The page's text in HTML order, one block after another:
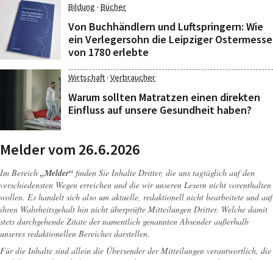
Bildung · Bücher
Von Buchhändlern und Luftspringern: Wie
ein Verlegersohn die Leipziger Ostermesse
von 1780 erlebte
Wirtschaft· Verbraucher
Warum sollten Matratzen einen direkten
Einfluss auf unsere Gesundheit haben?
Melder vom 26.6.2026
Im Bereich „Melder“ finden Sie Inhalte Dritter, die uns tagtäglich auf den
verschiedensten Wegen erreichen und die wir unseren Lesern nicht vorenthalten
wollen. Es handelt sich also um aktuelle, redaktionell nicht bearbeitete und auf
ihren Wahrheitsgehalt hin nicht überprüfte Mitteilungen Dritter. Welche damit
stets durchgehende Zitate der namentlich genannten Absender außerhalb
unseres redaktionellen Bereiches darstellen.
Für die Inhalte sind allein die Übersender der Mitteilungen verantwortlich, die